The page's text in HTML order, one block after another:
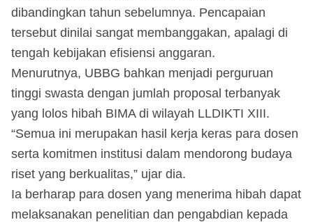
dibandingkan tahun sebelumnya. Pencapaian
tersebut dinilai sangat membanggakan, apalagi di
tengah kebijakan efisiensi anggaran.
Menurutnya, UBBG bahkan menjadi perguruan
tinggi swasta dengan jumlah proposal terbanyak
yang lolos hibah BIMA di wilayah LLDIKTI XIII.
“Semua ini merupakan hasil kerja keras para dosen
serta komitmen institusi dalam mendorong budaya
riset yang berkualitas,” ujar dia.
Ia berharap para dosen yang menerima hibah dapat
melaksanakan penelitian dan pengabdian kepada